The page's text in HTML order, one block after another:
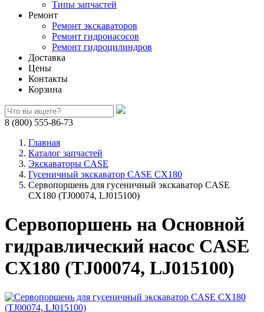
Типы запчастей
Ремонт
Ремонт экскаваторов
Ремонт гидронасосов
Ремонт гидроцилиндров
Доставка
Цены
Контакты
Корзина
8 (800) 555-86-73
Главная
Каталог запчастей
Экскаваторы CASE
Гусеничный экскаватор CASE CX180
Сервопоршень для гусеничный экскаватор CASE
CX180 (TJ00074, LJ015100)
Сервопоршень на Основной
гидравлический насос CASE
CX180 (TJ00074, LJ015100)